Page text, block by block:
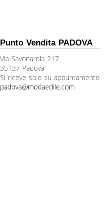
Punto Vendita PADOVA
Via Savonarola 217
35137 Padova
Si riceve solo su appuntamento
padova@modaedile.com